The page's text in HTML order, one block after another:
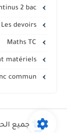
Les contrôles continus 2 bac
Les devoirs
mécanique du point matériels
جميع